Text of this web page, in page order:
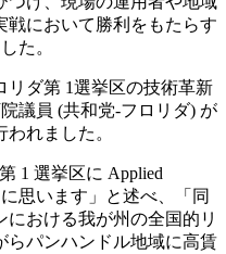
戦において勝利をもたらす
た。
リダ第 1選挙区の技術革新
院議員 (共和党-フロリダ) が
れました。
1 選挙区に Applied
思います」と述べ、「同
おける我が州の全国的リ
らパンハンドル地域に高賃